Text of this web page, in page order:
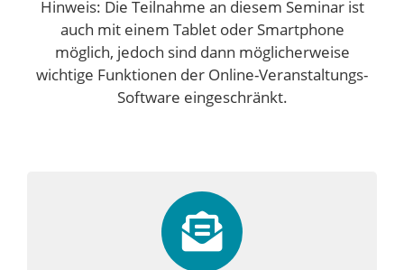
Hinweis: Die Teilnahme an diesem Seminar ist
auch mit einem Tablet oder Smartphone
möglich, jedoch sind dann möglicherweise
wichtige Funktionen der Online-Veranstaltungs-
Software eingeschränkt.